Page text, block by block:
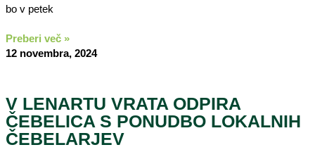
bo v petek
Preberi več »
12 novembra, 2024
V LENARTU VRATA ODPIRA
ČEBELICA S PONUDBO LOKALNIH
ČEBELARJEV